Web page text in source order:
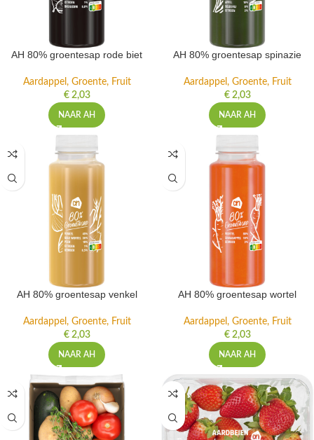
AH 80% groentesap rode biet
Aardappel, Groente, Fruit
€2,03
NAAR AH
AH 80% groentesap spinazie
Aardappel, Groente, Fruit
€2,03
NAAR AH
AH 80% groentesap venkel
Aardappel, Groente, Fruit
€2,03
NAAR AH
AH 80% groentesap wortel
Aardappel, Groente, Fruit
€2,03
NAAR AH